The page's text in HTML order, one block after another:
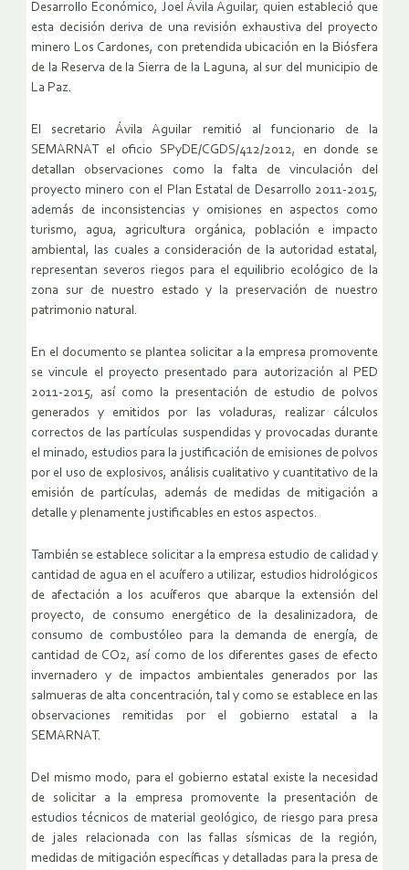
Desarrollo Económico, Joel Ávila Aguilar, quien estableció que
esta decisión deriva de una revisión exhaustiva del proyecto
minero Los Cardones, con pretendida ubicación en la Biósfera
de la Reserva de la Sierra de la Laguna, al sur del municipio de
La Paz.
El secretario Ávila Aguilar remitió al funcionario de la
SEMARNAT el oficio SPyDE/CGDS/412/2012, en donde se
detallan observaciones como la falta de vinculación del
proyecto minero con el Plan Estatal de Desarrollo 2011-2015,
además de inconsistencias y omisiones en aspectos como
turismo, agua, agricultura orgánica, población e impacto
ambiental, las cuales a consideración de la autoridad estatal,
representan severos riegos para el equilibrio ecológico de la
zona sur de nuestro estado y la preservación de nuestro
patrimonio natural.
En el documento se plantea solicitar a la empresa promovente
se vincule el proyecto presentado para autorización al PED
2011-2015, así como la presentación de estudio de polvos
generados y emitidos por las voladuras, realizar cálculos
correctos de las partículas suspendidas y provocadas durante
el minado, estudios para la justificación de emisiones de polvos
por el uso de explosivos, análisis cualitativo y cuantitativo de la
emisión de partículas, además de medidas de mitigación a
detalle y plenamente justificables en estos aspectos.
También se establece solicitar a la empresa estudio de calidad y
cantidad de agua en el acuífero a utilizar, estudios hidrológicos
de afectación a los acuíferos que abarque la extensión del
proyecto, de consumo energético de la desalinizadora, de
consumo de combustóleo para la demanda de energía, de
cantidad de CO2, así como de los diferentes gases de efecto
invernadero y de impactos ambientales generados por las
salmueras de alta concentración, tal y como se establece en las
observaciones remitidas por el gobierno estatal a la
SEMARNAT.
Del mismo modo, para el gobierno estatal existe la necesidad
de solicitar a la empresa promovente la presentación de
estudios técnicos de material geológico, de riesgo para presa
de jales relacionada con las fallas sísmicas de la región,
medidas de mitigación específicas y detalladas para la presa de